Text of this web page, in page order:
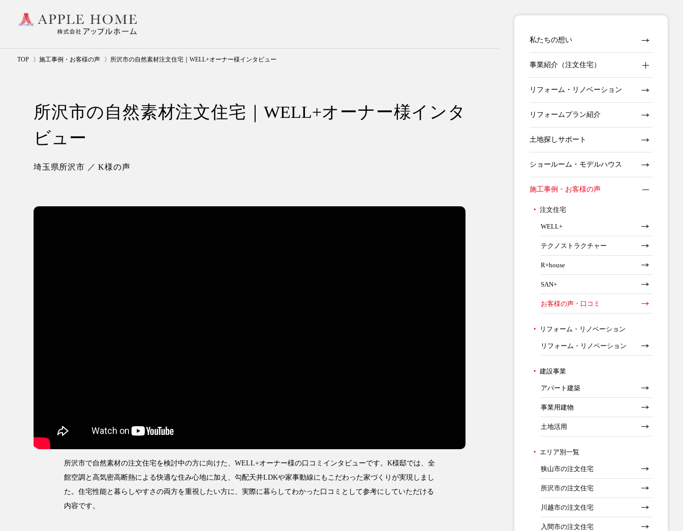
TOP 施工事例・お客様の声 所沢市の自然素材注文住宅｜WELL+オーナー様インタビュー
所沢市の自然素材注文住宅｜WELL+オーナー様インタ
ビュー
埼玉県所沢市 ／ K様の声
所沢市で自然素材の注文住宅を検討中の方に向けた、WELL+オーナー様の口コミインタビューです。K様邸では、全
館空調と高気密高断熱による快適な住み心地に加え、勾配天井LDKや家事動線にもこだわった家づくりが実現しまし
た。住宅性能と暮らしやすさの両方を重視したい方に、実際に暮らしてわかった口コミとして参考にしていただける
内容です。
私たちの想い
事業紹介（注文住宅）
リフォーム・リノベーション
リフォームプラン紹介
土地探しサポート
ショールーム・モデルハウス
施工事例・お客様の声
注文住宅
WELL+
テクノストラクチャー
R+house
SAN+
お客様の声・口コミ
リフォーム・リノベーション
リフォーム・リノベーション
建設事業
アパート建築
事業用建物
土地活用
エリア別一覧
狭山市の注文住宅
所沢市の注文住宅
川越市の注文住宅
入間市の注文住宅